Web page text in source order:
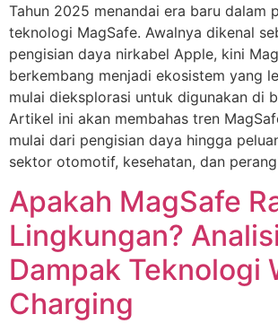
Tahun 2025 menandai era baru dalam
teknologi MagSafe. Awalnya dikenal
pengisian daya nirkabel Apple, kini
berkembang menjadi ekosistem yang
mulai dieksplorasi untuk digunakan di
Artikel ini akan membahas tren
mulai dari pengisian daya hingga
sektor otomotif, kesehatan, dan
Apakah MagSafe
Lingkungan?
Dampak Teknologi
Charging